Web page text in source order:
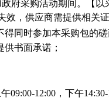
府采购活动期间。【
效，供应商需提供相关
同时参加本采购包的
书面承诺；
09:00-12:00 ，下午